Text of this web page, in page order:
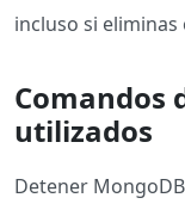
incluso si
Comandos
utilizados
Detener